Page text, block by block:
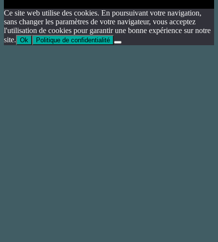
Ce site web utilise des cookies. En poursuivant votre navigation,
sans changer les paramètres de votre navigateur, vous acceptez
l'utilisation de cookies pour garantir une bonne expérience sur notre
site. Ok Politique de confidentialité